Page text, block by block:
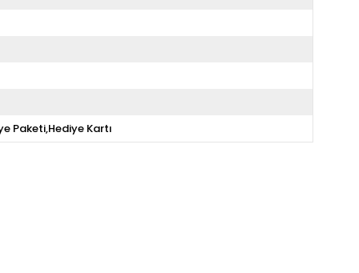
Paketi,Hediye Kartı